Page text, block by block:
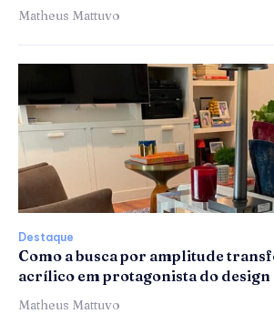
Matheus Mattuvo
Destaque
Como a busca por amplitude
acrílico em protagonista do design
Matheus Mattuvo